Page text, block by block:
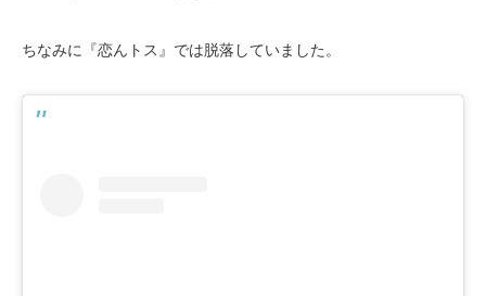
ちなみに『恋んトス』では脱落していました。